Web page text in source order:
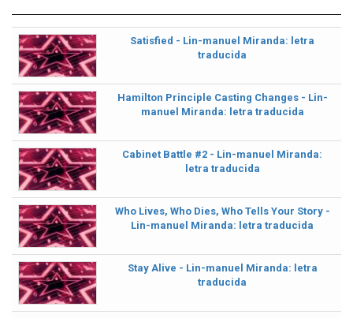
Satisfied - Lin-manuel Miranda: letra
traducida
Hamilton Principle Casting Changes - Lin-
manuel Miranda: letra traducida
Cabinet Battle #2 - Lin-manuel Miranda:
letra traducida
Who Lives, Who Dies, Who Tells Your Story -
Lin-manuel Miranda: letra traducida
Stay Alive - Lin-manuel Miranda: letra
traducida